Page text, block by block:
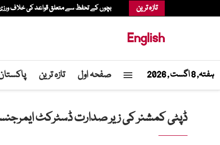
تازہ ترین بچوں کے تحفظ سے متعلق قواعد کی خلاف ورزی، عدالت نے میٹا پر 567
English
ہفتہ, 8 اگست , 2026 صفحہ اول تازہ ترین
ڈپٹی کمشنر کی زیر صدارت ڈسٹرکٹ